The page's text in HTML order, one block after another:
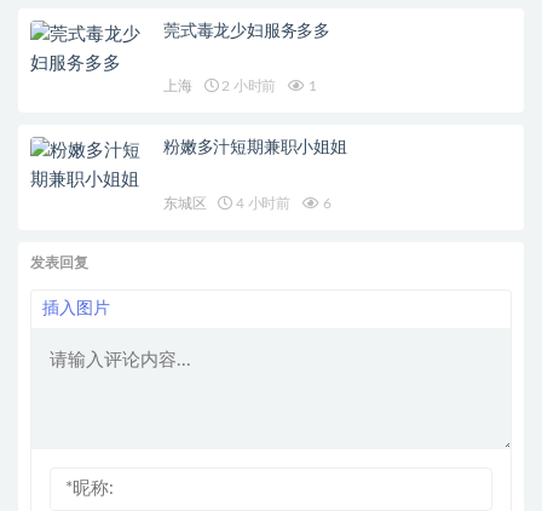
莞式毒龙少妇服务多多
上海 2 小时前 1
粉嫩多汁短期兼职小姐姐
东城区 4 小时前 6
发表回复
插入图片